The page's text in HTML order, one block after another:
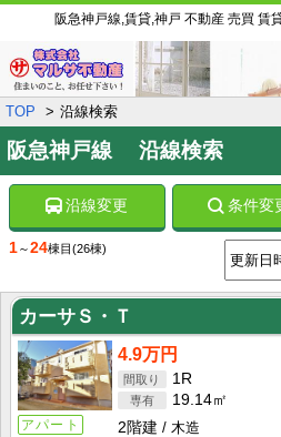
阪急神戸線,賃貸,神戸 不動産 売買
TOP 沿線検索
阪急神戸線 沿線検索
沿線変更 条件変
1～24棟目 (26棟)
カーサＳ・Ｔ
アパート
4.9万円
1R
19.14㎡
2階建
木造